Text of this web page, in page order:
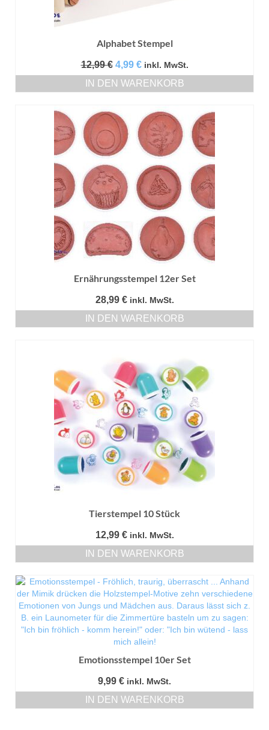
Alphabet Stempel
12,99€ Ursprünglicher
Preis
war:
4,99 €Aktueller
Preis
ist:
inkl. MwSt.
IN DEN WARENKORB
Ernährungsstempel 12er Set
28,99 € inkl. MwSt.
IN DEN WARENKORB
Tierstempel 10 Stück
12,99 € inkl. MwSt.
IN DEN WARENKORB
Emotionsstempel 10er Set
9,99 € inkl. MwSt.
IN DEN WARENKORB